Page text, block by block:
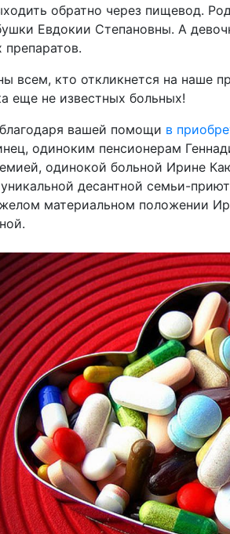
обратно через пищевод.
Евдокии Степановны. А
всем, кто откликнется на наше
еще не известных больных!
вашей помощи в
одиноким пенсионерам
одинокой больной Ирине
десантной семьи-
материальном положении